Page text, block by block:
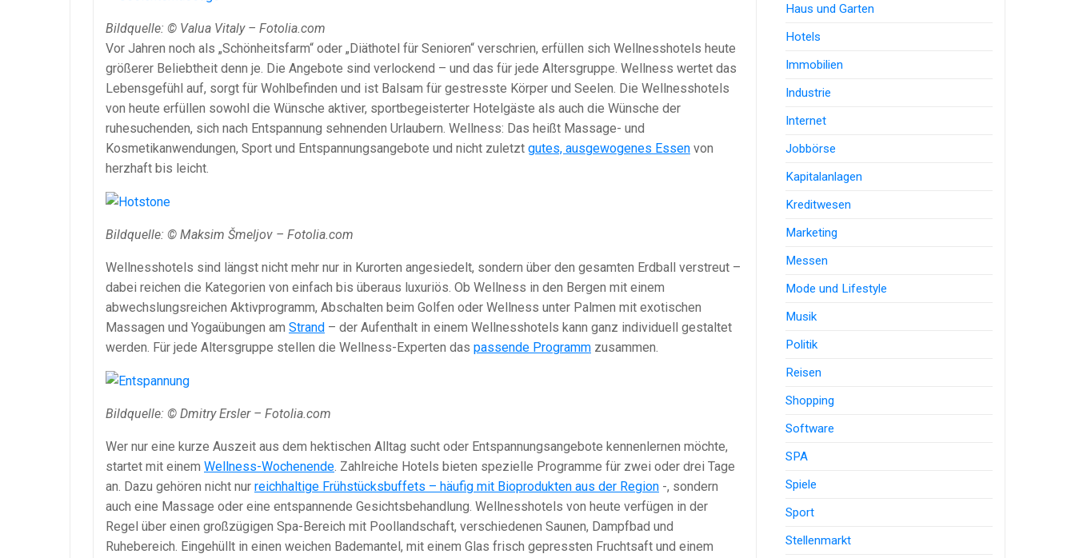
Bildquelle: © Valua Vitaly – Fotolia.com
Vor Jahren noch als „Schönheitsfarm“ oder „Diäthotel für Senioren“ verschrien, erfüllen sich Wellnesshotels heute
größerer Beliebtheit denn je. Die Angebote sind verlockend – und das für jede Altersgruppe. Wellness wertet das
Lebensgefühl auf, sorgt für Wohlbefinden und ist Balsam für gestresste Körper und Seelen. Die Wellnesshotels
von heute erfüllen sowohl die Wünsche aktiver, sportbegeisterter Hotelgäste als auch die Wünsche der
ruhesuchenden, sich nach Entspannung sehnenden Urlaubern. Wellness: Das heißt Massage- und
Kosmetikanwendungen, Sport und Entspannungsangebote und nicht zuletzt gutes, ausgewogenes Essen von
herzhaft bis leicht.
Bildquelle: © Maksim Šmeljov – Fotolia.com
Wellnesshotels sind längst nicht mehr nur in Kurorten angesiedelt, sondern über den gesamten Erdball verstreut –
dabei reichen die Kategorien von einfach bis überaus luxuriös. Ob Wellness in den Bergen mit einem
abwechslungsreichen Aktivprogramm, Abschalten beim Golfen oder Wellness unter Palmen mit exotischen
Massagen und Yogaübungen am Strand – der Aufenthalt in einem Wellnesshotels kann ganz individuell gestaltet
werden. Für jede Altersgruppe stellen die Wellness-Experten das passende Programm zusammen.
Bildquelle: © Dmitry Ersler – Fotolia.com
Wer nur eine kurze Auszeit aus dem hektischen Alltag sucht oder Entspannungsangebote kennenlernen möchte,
startet mit einem Wellness-Wochenende. Zahlreiche Hotels bieten spezielle Programme für zwei oder drei Tage
an. Dazu gehören nicht nur reichhaltige Frühstücksbuffets – häufig mit Bioprodukten aus der Region -, sondern
auch eine Massage oder eine entspannende Gesichtsbehandlung. Wellnesshotels von heute verfügen in der
Regel über einen großzügigen Spa-Bereich mit Poollandschaft, verschiedenen Saunen, Dampfbad und
Ruhebereich. Eingehüllt in einen weichen Bademantel, mit einem Glas frisch gepressten Fruchtsaft und einem
Haus und Garten
Hotels
Immobilien
Industrie
Internet
Jobbörse
Kapitalanlagen
Kreditwesen
Marketing
Messen
Mode und Lifestyle
Musik
Politik
Reisen
Shopping
Software
SPA
Spiele
Sport
Stellenmarkt